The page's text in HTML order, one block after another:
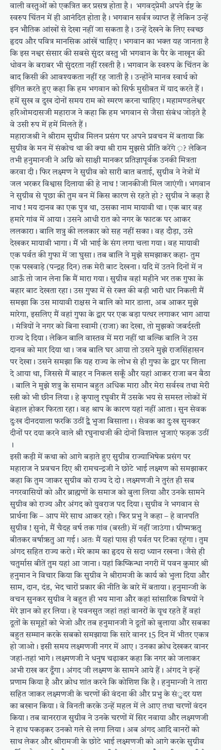
वाली वस्तुओं को एकत्रित कर प्रसन्न होता है । भगवद्प्रेमी अपने ईष्ट के
स्वरुप चिंतन में ही आनंदित होता है । भगवान सर्वत्र व्याप्त हैं लेकिन उन्हें
इन भौतिक आंखों से देखा नहीं जा सकता है । उन्हें देखने के लिए स्वच्छ
हृदय और पवित्र मानसिक आंखें चाहिए । भगवान का भक्त यह जानता है
कि इस नश्वर संसार की सबसे सुंदर वस्तु भी भगवान के पैर के नाखून की
धोवन के बराबर भी सुंदरता नहीं रखती है । भगवान के स्वरुप के चिंतन के
बाद किसी की आवश्यकता नहीं रह जाती है । उन्होंने मानव स्वार्थ को
इंगित करते हुए कहा कि हम भगवान को सिर्फ मुसीबत में याद करते हैं ।
हमें सुख व दुख दोनों समय राम को स्मरण करना चाहिए । महामण्डलेश्वर
हरिओमदासजी महाराज ने कहा कि हम भगवान से जैसा संबंध जोड़ते है
वे उसी रुप में हमें मिलते हैं ।
महाराजश्री ने श्रीराम सुग्रीव मिलन प्रसंग पर अपने प्रवचन में बताया कि
सुग्रीव के मन में संकोच था की क्या श्री राम मुझसे प्रीति करेंगे ़? लेकिन
तभी हनुमानजी ने अग्नि को साक्षी मानकर प्रतिज्ञापूर्वक उनकी मित्रता
करवा दी । फिर लक्ष्मण ने सुग्रीव को सारी बात बताई, सुग्रीव ने नेत्रों में
जल भरकर विश्वास दिलाया की हे नाथ ! जानकीजी मिल जाएंगी । भगवान
ने सुग्रीव से पूछा की तुम वन में किस कारण से रहते हो ? सुग्रीव ने कहा है
नाथ ! मय दानव का एक पुत्र था, उसका नाम मायावी था । एक बार वह
हमारे गांव में आया । उसने आधी रात को नगर के फाटक पर आकर
ललकारा । बालि शत्रु की ललकार को सह नहीं सका । वह दौड़ा, उसे
देखकर मायावी भागा । मैं भी भाई के संग लगा चला गया । वह मायावी
एक पर्वत की गुफा में जा घुसा । तब बालि ने मुझे समझाकर कहा- तुम
एक पखवाड़े (पन्द्रह दिन) तक मेरी बाट देखना । यदि में उतने दिनों में न
आऊँ तो जान लेना कि मैं मारा गया । सुग्रीव वहां महीने भर तक गुफा के
बहार बाट देखता रहा । उस गुफा में से रक्त की बड़ी भारी धार निकली मैं
समझा कि उस मायावी राक्षस ने बालि को मार डाला, अब आकर मुझे
मारेगा, इसलिए मैं वहां गुफा के द्वार पर एक बड़ा पत्थर लगाकर भाग आया
। मंत्रियों ने नगर को बिना स्वामी (राजा) का देखा, तो मुझको जबर्दस्ती
राज्य दे दिया । लेकिन बालि वास्तव में मरा नहीं था बल्कि बालि ने उस
दानव को मार दिया था । जब बालि घर आया तो उसने मुझे राजसिंहासन
पर देखा । उसने समझा कि यह राज्य के लोभ से ही गुफा के द्वार पर शिला
दे आया था, जिससे मैं बाहर न निकल सकूँ और यहां आकर राजा बन बैठा
। बालि ने मुझे शत्रु के समान बहुत अधिक मारा और मेरा सर्वस्व तथा मेरी
स्त्री को भी छीन लिया । हे कृपालु रघुवीर मैं उसके भय से समस्त लोकों में
बेहाल होकर फिरता रहा । वह श्राप के कारण यहां नहीं आता । सुन सेवक
दुःख दीनदयाला फरकि उठीं द्वै भुजा बिसाला ।। सेवक का दुःख सुनकर
दीनों पर दया करने वाले श्री रघुनाथजी की दोनों विशाल भुजाएं फड़क उठीं
।
इसी कड़ी में कथा को आगे बड़ाते हुए सुग्रीव राज्याभिषेक प्रसंग पर
महाराज ने प्रवचन दिए श्री रामचन्द्रजी ने छोटे भाई लक्ष्मण को समझाकर
कहा कि तुम जाकर सुग्रीव को राज्य दे दो । लक्ष्मणजी ने तुरंत ही सब
नगरवासियों को और ब्राह्मणों के समाज को बुला लिया और उनके सामने
सुग्रीव को राज्य और अंगद को युवराज पद दिया । सुग्रीव ने भगवान से
प्रार्थना कि – आप मेरे साथ आकर रहो । फिर प्रभु ने कहा – हे वानपति
सुग्रीव ! सुनो, मैं चैदह वर्ष तक गांव (बस्ती) में नहीं जाउंगा । ग्रीष्मऋतु
बीतकर वर्षाऋतु आ गई । अतः मैं यहां पास ही पर्वत पर टिका रहूंगा । तुम
अंगद सहित राज्य करो । मेरे काम का हृदय से सदा ध्यान रखना । जैसे ही
चतुर्मास बीतें तुम यहां आ जाना । यहां किष्किन्धा नगरी में पवन कुमार श्री
हनुमान ने विचार किया कि सुग्रीव ने श्रीरामजी के कार्य को भुला दिया और
साम, दान, दंड, भेद चारों प्रकार की नीति के बारे में बताया । हनुमान्जी के
वचन सुनकर सुग्रीव ने बहुत ही भय माना और कहां सांसारिक विषयों ने
मेरे ज्ञान को हर लिया । हे पवनसुत जहां तहां वानरों के यूथ रहते हैं वहां
दूतों के समूहों को भेजो और तब हनुमानजी ने दूतों को बुलाया और सबका
बहुत सम्मान करके सबको समझाया कि सारे वानर 15 दिन में भीतर एकत्र
हो जाओ । इसी समय लक्ष्मणजी नगर में आए । उनका क्रोध देखकर वानर
जहां-तहां भागे । लक्ष्मणजी ने धनुष चढ़ाकर कहा कि नगर को जलाकर
अभी राख कर दूँगा । अंगद जी लक्ष्मण के सामने आये हैं । अंगद ने इन्हें
प्रणाम किया है और क्रोध शांत करने कि कोशिश कि है । हनुमान्जी ने तारा
सहित जाकर लक्ष्मणजी के चरणों की वंदना की और प्रभु के संुदर यश
का बखान किया । वे विनती करके उन्हें महल में ले आए तथा चरणों वंदन
किया । तब वानरराज सुग्रीव ने उनके चरणों में सिर नवाया और लक्ष्मणजी
ने हाथ पकड़कर उनको गले से लगा लिया । अब अंगद आदि वानरों को
साथ लेकर और श्रीरामजी के छोटे भाई लक्ष्मणजी को आगे करके सुग्रीव